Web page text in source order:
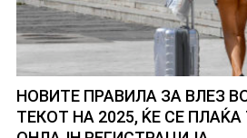
НОВИТЕ ПРАВИЛА ЗА ВЛЕЗ
ТЕКОТ НА 2025, ЌЕ СЕ ПЛАЌА